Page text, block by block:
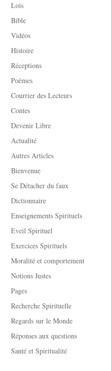
Lois
Bible
Vidéos
Histoire
Réceptions
Poèmes
Courrier des Lecteurs
Contes
Devenir Libre
Actualité
Autres Articles
Bienvenue
Se Détacher du faux
Dictionnaire
Enseignements Spirituels
Eveil Spirituel
Exercices Spirituels
Moralité et comportement
Notions Justes
Pages
Recherche Spirituelle
Regards sur le Monde
Réponses aux questions
Santé et Spiritualité